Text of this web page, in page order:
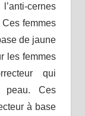
cernes
femmes
de jaune
les femmes
qui
peau. Ces
à base